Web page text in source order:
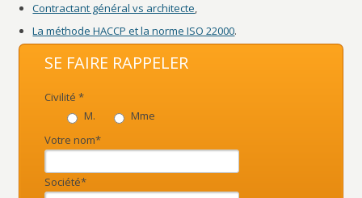
Contractant général vs architecte,
La méthode HACCP et la norme ISO 22000.
SE FAIRE RAPPELER
Civilité *
M.
Mme
Votre nom*
Société*